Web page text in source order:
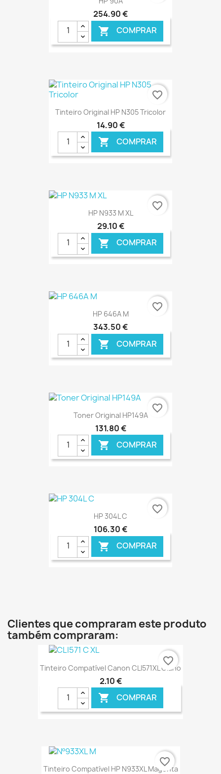
254,90 €
 COMPRAR
€ ONLINE
Tinteiro Original HP N305 Tricolor
14,90 €
 COMPRAR
favorite_border
HP N933 M XL
29,10 €
 COMPRAR
€ ONLINE
favorite_border
HP 646A M
343,50 €
 COMPRAR
€ ONLINE
favorite_border
Toner Original HP149A
131,80 €
 COMPRAR
€ ONLINE
favorite_border
HP 304L C
106,30 €
 COMPRAR
favorite_border
Clientes que compraram este produto
também compraram:
Tinteiro Compatível Canon CLI571XL Ciano
2,10 €
 COMPRAR
€ ONLINE
favorite_border
Tinteiro Compatível HP N933XL Magenta
favorite_border